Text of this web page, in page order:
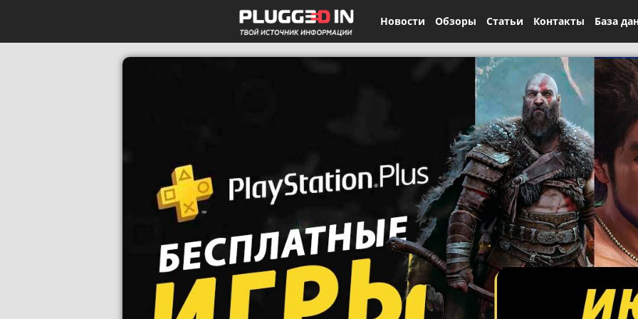
Новости Обзоры Статьи Контакты База